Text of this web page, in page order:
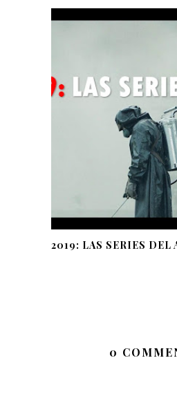
2019: LAS SERIES DEL
0